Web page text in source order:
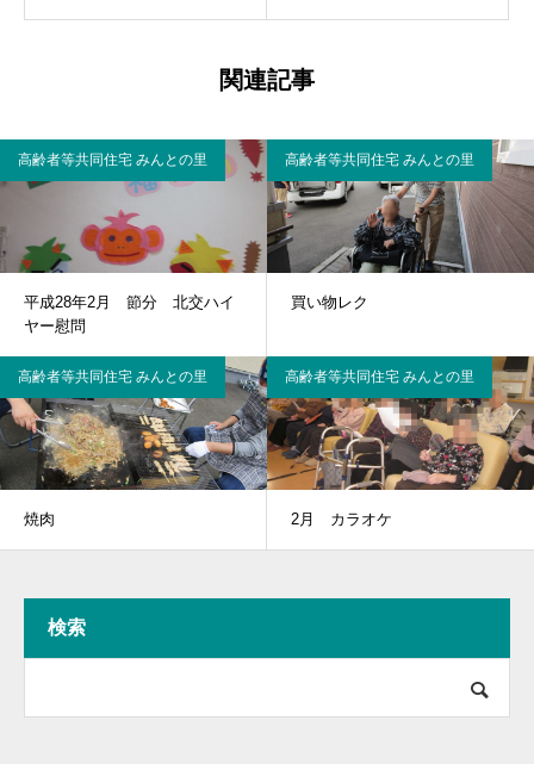
関連記事
高齢者等共同住宅 みんとの里
平成28年2月 節分 北交ハイ
ヤー慰問
高齢者等共同住宅 みんとの里
買い物レク
高齢者等共同住宅 みんとの里
焼肉
高齢者等共同住宅 みんとの里
2月 カラオケ
検索